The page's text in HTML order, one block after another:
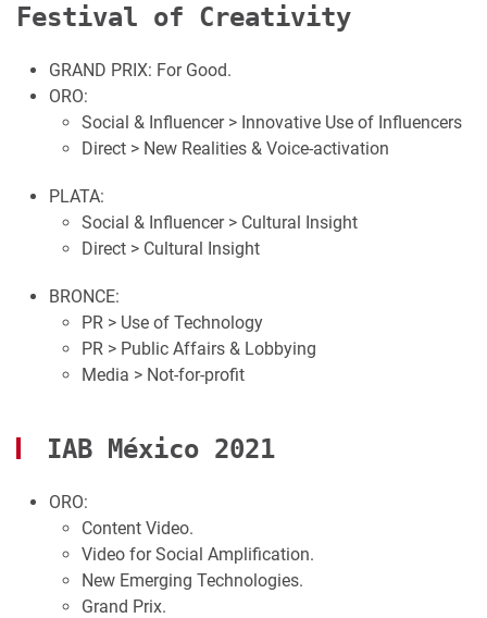
Festival of Creativity
GRAND PRIX: For Good.
ORO:
Social & Influencer > Innovative Use of Influencers
Direct > New Realities & Voice-activation
PLATA:
Social & Influencer > Cultural Insight
Direct > Cultural Insight
BRONCE:
PR > Use of Technology
PR > Public Affairs & Lobbying
Media > Not-for-profit
IAB México 2021
ORO:
Content Video.
Video for Social Amplification.
New Emerging Technologies.
Grand Prix.